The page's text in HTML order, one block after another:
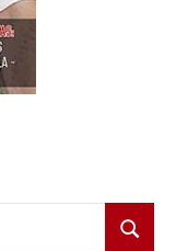
Buscar